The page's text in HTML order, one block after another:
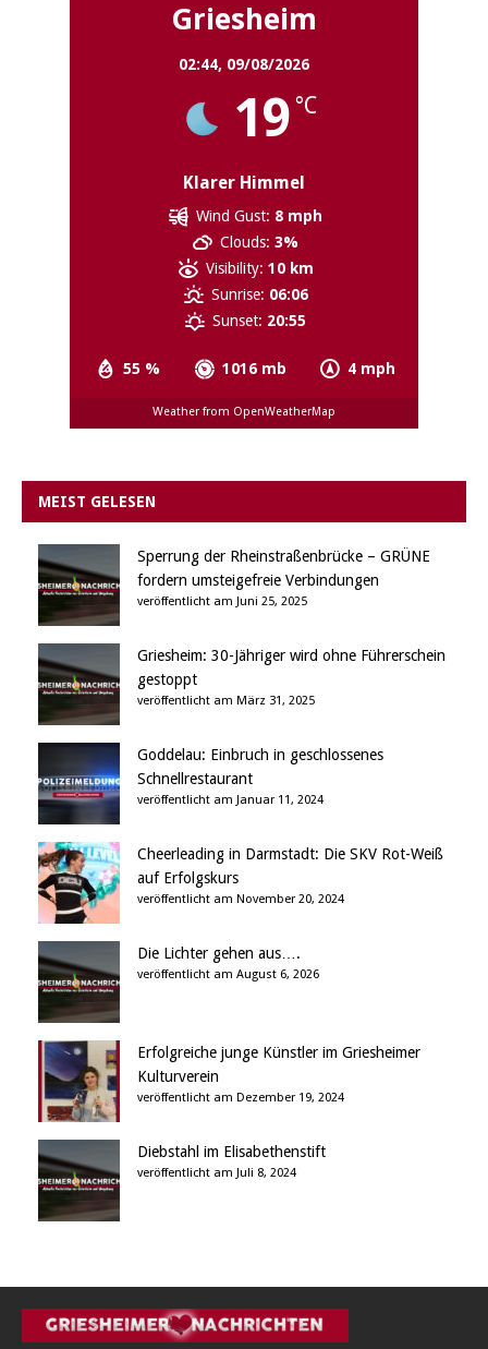
Griesheim
02:44, 09/08/2026
19 °C
Klarer Himmel
55 % 1016 mb 4 mph
Wind Gust: 8 mph
Clouds: 3%
Visibility: 10 km
Sunrise: 06:06
Sunset: 20:55
Weather from OpenWeatherMap
MEIST GELESEN
Sperrung der Rheinstraßenbrücke – GRÜNE
fordern umsteigefreie Verbindungen
veröffentlicht am Juni 25, 2025
Griesheim: 30-Jähriger wird ohne Führerschein
gestoppt
veröffentlicht am März 31, 2025
Goddelau: Einbruch in geschlossenes
Schnellrestaurant
veröffentlicht am Januar 11, 2024
Cheerleading in Darmstadt: Die SKV Rot-Weiß
auf Erfolgskurs
veröffentlicht am November 20, 2024
Die Lichter gehen aus….
veröffentlicht am August 6, 2026
Erfolgreiche junge Künstler im Griesheimer
Kulturverein
veröffentlicht am Dezember 19, 2024
Diebstahl im Elisabethenstift
veröffentlicht am Juli 8, 2024